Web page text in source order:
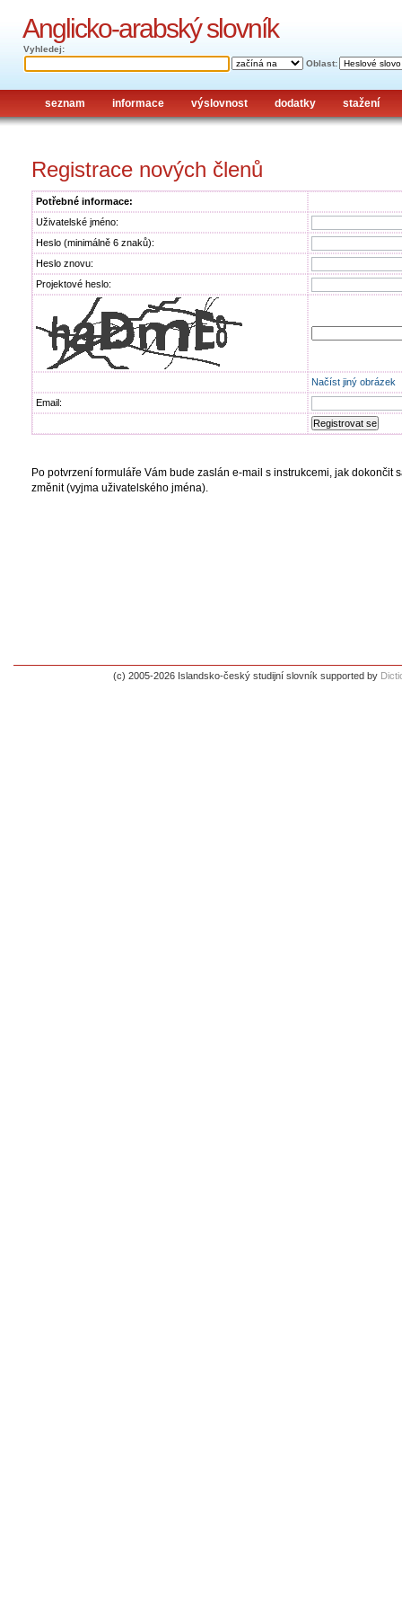
Anglicko-arabský slovník
Vyhledej:
Oblast:
seznam informace výslovnost dodatky stažení
Registrace nových členů
Potřebné informace:
Uživatelské jméno:
Heslo (minimálně 6 znaků):
Heslo znovu:
Projektové heslo:
Načíst jiný obrázek
Email:
Po potvrzení formuláře Vám bude zaslán e-mail s instrukcemi, jak
změnit (vyjma uživatelského jména).
(c) 2005-2026 Islandsko-český studijní slovník supported by